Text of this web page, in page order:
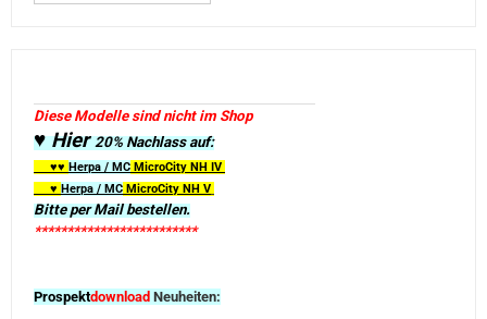
Diese Modelle sind nicht im Shop
♥ Hier20% Nachlass auf:
♥♥ Herpa / MC MicroCity NH IV
♥ Herpa / MC MicroCity NH V
Bitte per Mail bestellen.
*************************
Prospektdownload Neuheiten: